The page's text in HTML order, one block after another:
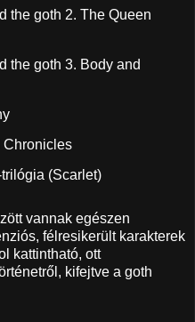
the goth 2. The Queen
the goth 3. Body and
Chronicles
(Scarlet)
vannak egészen
félresikerült karakterek
kattintható, ott
kifejtve a goth